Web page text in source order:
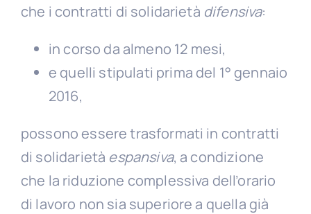
che i contratti di solidarietà difensiva:
in corso da almeno 12 mesi,
e quelli stipulati prima del 1° gennaio
2016,
possono essere trasformati in contratti
di solidarietà espansiva, a condizione
che la riduzione complessiva dell’orario
di lavoro non sia superiore a quella già